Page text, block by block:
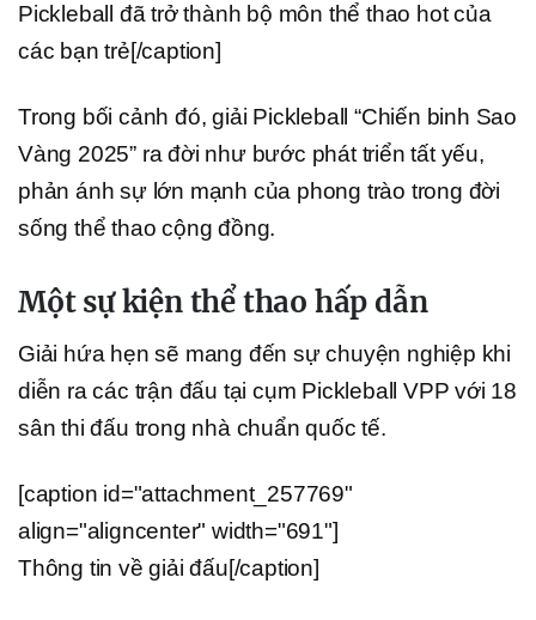
Pickleball đã trở thành bộ môn thể thao hot của
các bạn trẻ[/caption]
Trong bối cảnh đó, giải Pickleball “Chiến binh Sao
Vàng 2025” ra đời như bước phát triển tất yếu,
phản ánh sự lớn mạnh của phong trào trong đời
sống thể thao cộng đồng.
Một sự kiện thể thao hấp dẫn
Giải hứa hẹn sẽ mang đến sự chuyện nghiệp khi
diễn ra các trận đấu tại cụm Pickleball VPP với 18
sân thi đấu trong nhà chuẩn quốc tế.
[caption id="attachment_257769"
align="aligncenter" width="691"]
Thông tin về giải đấu[/caption]